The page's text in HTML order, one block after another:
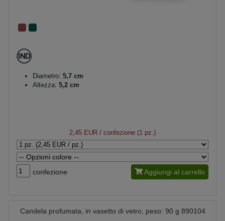
Diametro: 5,7 cm
Altezza: 5,2 cm
2,45 EUR / confezione (1 pz.)
confezione Aggiungi al carrello
Candela profumata, in vasetto di vetro, peso: 90 g 890104